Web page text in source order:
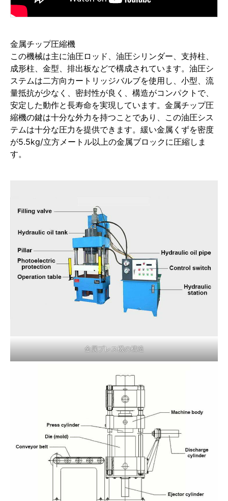
金属チップ圧縮機
この機械は主に油圧ロッド、油圧シリンダー、支持柱、
成形柱、金型、排出板などで構成されています。油圧シ
ステムは二方向カートリッジバルブを使用し、小型、流
量抵抗が少なく、密封性が良く、構造がコンパクトで、
安定した動作と長寿命を実現しています。金属チップ圧
縮機の鍵は十分な外力を持つことであり、この油圧シス
テムは十分な圧力を提供できます。緩い金属くずを密度
が5.5kg/立方メートル以上の金属ブロックに圧縮しま
す。
金属プレス機の構造